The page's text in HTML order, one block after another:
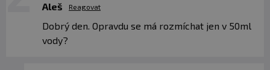
Aleš Reagovat
Dobrý den. Opravdu se má rozmíchat jen v 50ml
vody?